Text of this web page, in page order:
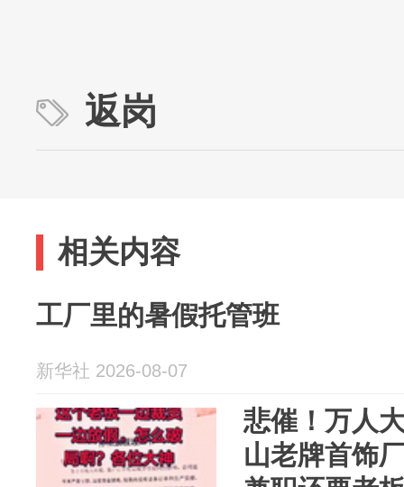
返岗
相关内容
工厂里的暑假托管班
新华社 2026-08-07
悲催！万人
山老牌首饰